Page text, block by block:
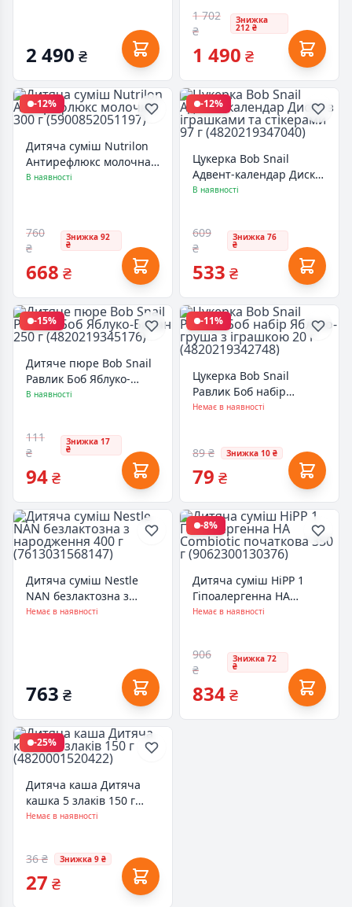
2 490 ₴
1 702
₴
Знижка
212 ₴
1 490 ₴
-12%
Дитяча суміш Nutrilon
Антирефлюкс молочна
300 г (5900852051197)
В наявності
760
₴
Знижка 92
₴
668 ₴
-12%
Цукерка Bob Snail
Адвент-календар Диско
з іграшками та
В наявності
609
₴
Знижка 76
₴
533 ₴
-15%
Дитяче пюре Bob Snail
Равлик Боб Яблуко-
Банан 250 г
В наявності
111
₴
Знижка 17
₴
94₴
-11%
Цукерка Bob Snail
Равлик Боб набір
Яблуко-груша з
Немає в наявності
89 ₴ Знижка 10 ₴
79 ₴
Дитяча суміш Nestle
NAN безлактозна з
народження 400 г
Немає в наявності
763 ₴
-8%
Дитяча суміш HiPP 1
Гіпоалергенна HA
Combiotic початкова
Немає в наявності
906
₴
Знижка 72
₴
834₴
-25%
Дитяча каша Дитяча
кашка 5 злаків 150 г
(4820001520422)
Немає в наявності
36 ₴ Знижка 9 ₴
27 ₴